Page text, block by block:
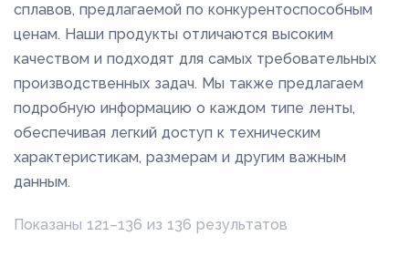
235
24
25
26
29
сплавов, предлагаемой по конкурентоспособным
ценам. Наши продукты отличаются высоким
качеством и подходят для самых требовательных
производственных задач. Мы также предлагаем
подробную информацию о каждом типе ленты,
обеспечивая легкий доступ к техническим
характеристикам, размерам и другим важным
данным.
Показаны 121–136 из 136 результатов